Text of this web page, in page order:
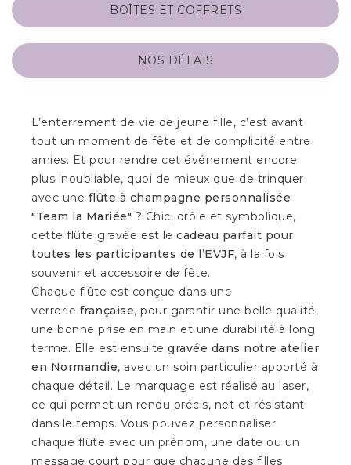
BOÎTES ET COFFRETS
NOS DÉLAIS
L’enterrement de vie de jeune fille, c’est avant
tout un moment de fête et de complicité entre
amies. Et pour rendre cet événement encore
plus inoubliable, quoi de mieux que de trinquer
avec une flûte à champagne personnalisée
"Team la Mariée" ? Chic, drôle et symbolique,
cette flûte gravée est le cadeau parfait pour
toutes les participantes de l’EVJF, à la fois
souvenir et accessoire de fête.
Chaque flûte est conçue dans une
verrerie française, pour garantir une belle qualité,
une bonne prise en main et une durabilité à long
terme. Elle est ensuite gravée dans notre atelier
en Normandie, avec un soin particulier apporté à
chaque détail. Le marquage est réalisé au laser,
ce qui permet un rendu précis, net et résistant
dans le temps. Vous pouvez personnaliser
chaque flûte avec un prénom, une date ou un
message court pour que chacune des filles